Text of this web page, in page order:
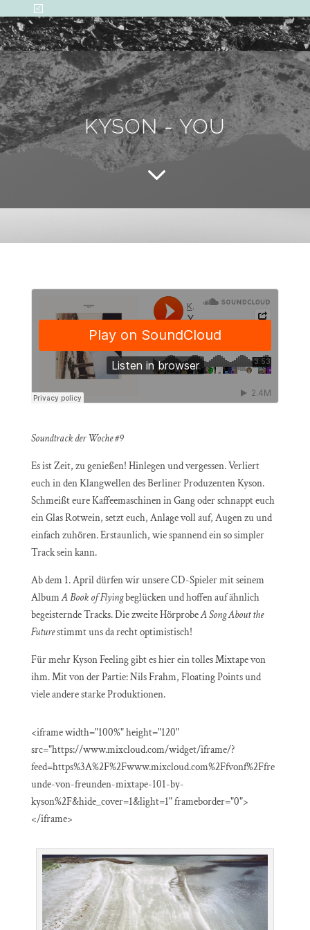
KYSON - YOU
3
Soundtrack der Woche #9
Es ist Zeit, zu genießen! Hinlegen und vergessen. Verliert
euch in den Klangwellen des Berliner Produzenten Kyson.
Schmeißt eure Kaffeemaschinen in Gang oder schnappt euch
ein Glas Rotwein, setzt euch, Anlage voll auf, Augen zu und
einfach zuhören. Erstaunlich, wie spannend ein so simpler
Track sein kann.
Ab dem 1. April dürfen wir unsere CD-Spieler mit seinem
AlbumA Book of Flyingbeglücken und hoffen auf ähnlich
begeisternde Tracks. Die zweite HörprobeA Song About the
Futurestimmt uns da recht optimistisch!
Für mehr Kyson Feeling gibt es hier ein tolles Mixtape von
ihm. Mit von der Partie: Nils Frahm, Floating Points und
viele andere starke Produktionen.
<iframe width="100%" height="120"
src="https://www.mixcloud.com/widget/iframe/?
feed=https%3A%2F%2Fwww.mixcloud.com%2Ffvonf%2Ffre
unde-von-freunden-mixtape-101-by-
kyson%2F&hide_cover=1&light=1" frameborder="0">
</iframe>